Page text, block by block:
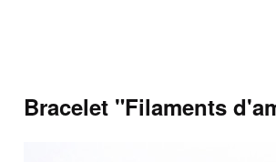
Bracelet "Filaments